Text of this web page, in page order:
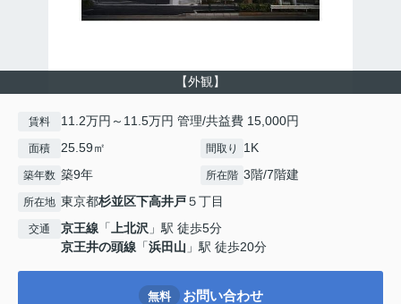
【外観】
賃料 11.2万円～11.5万円 管理/共益費 15,000円
面積 25.59㎡ 間取り 1K
築年数 築9年 所在階 3階/7階建
所在地 東京都杉並区下高井戸５丁目
交通 京王線 「上北沢 」駅 徒歩5分
京王井の頭線 「浜田山 」駅 徒歩20分
無料 お問い合わせ